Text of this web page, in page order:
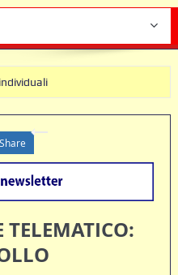
Share
TELEMATICO: